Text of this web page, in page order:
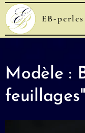
EB-perles
Modèle :
feuillages"